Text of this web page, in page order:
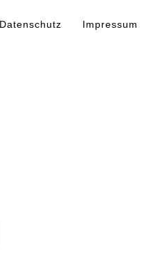
Datenschutz Impressum